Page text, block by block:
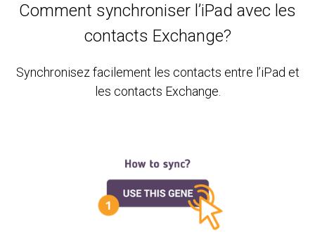
Comment synchroniser l’iPad avec les
contacts Exchange?
Synchronisez facilement les contacts entre l’iPad et
les contacts Exchange.